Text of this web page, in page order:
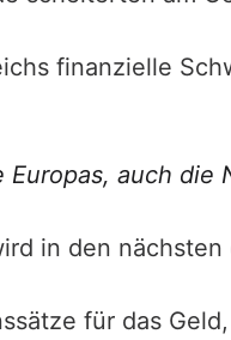
finanzielle
auch die
in den
für das